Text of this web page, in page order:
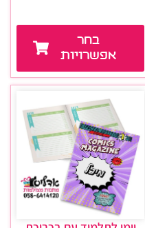
בחר
אפשרויות